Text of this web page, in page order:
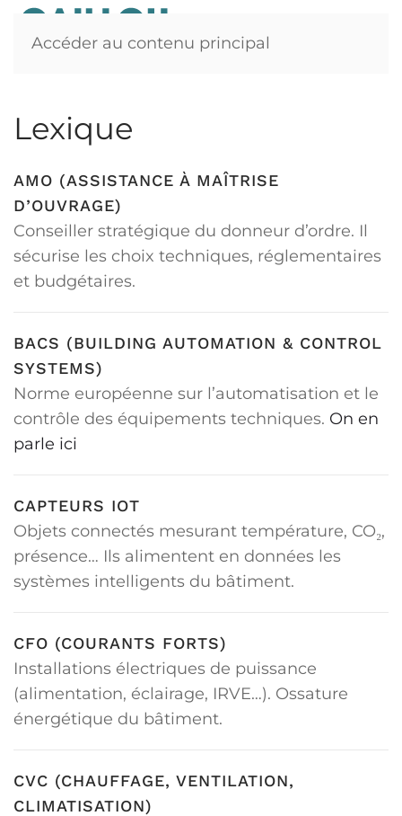
Accéder au contenu principal
Lexique
AMO (ASSISTANCE À MAÎTRISE
D’OUVRAGE)
Conseiller stratégique du donneur d’ordre. Il
sécurise les choix techniques, réglementaires
et budgétaires.
BACS (BUILDING AUTOMATION & CONTROL
SYSTEMS)
Norme européenne sur l’automatisation et le
contrôle des équipements techniques. On en
parle ici
CAPTEURS IOT
Objets connectés mesurant température, CO₂,
présence… Ils alimentent en données les
systèmes intelligents du bâtiment.
CFO (COURANTS FORTS)
Installations électriques de puissance
(alimentation, éclairage, IRVE…). Ossature
énergétique du bâtiment.
CVC (CHAUFFAGE, VENTILATION,
CLIMATISATION)